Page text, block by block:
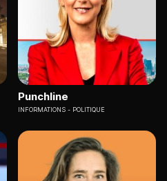
Punchline
INFORMATIONS POLITIQUE